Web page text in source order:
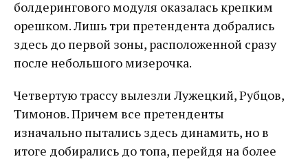
болдерингового модуля оказалась крепким
орешком. Лишь три претендента добрались
здесь до первой зоны, расположенной сразу
после небольшого мизерочка.
Четвертую трассу вылезли Лужецкий, Рубцов,
Тимонов. Причем все претенденты
изначально пытались здесь динамить, но в
итоге добирались до топа, перейдя на более